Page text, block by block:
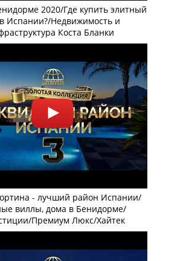
2020/Где купить элитный
Испании?/Недвижимость и
Коста Бланки
- лучший район Испании/
виллы, дома в Бенидорме/
Премиум Люкс/Хайтек